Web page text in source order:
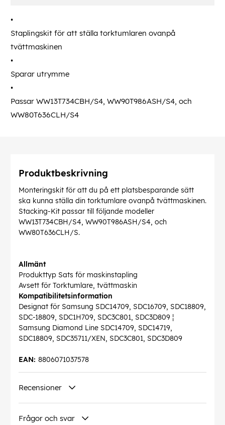
Staplingskit för att ställa torktumlaren ovanpå
tvättmaskinen
Sparar utrymme
Passar WW13T734CBH/S4, WW90T986ASH/S4, och
WW80T636CLH/S4
Produktbeskrivning
Monteringskit för att du på ett platsbesparande sätt
ska kunna ställa din torktumlare ovanpå tvättmaskinen.
Stacking-Kit passar till följande modeller
WW13T734CBH/S4, WW90T986ASH/S4, och
WW80T636CLH/S.
Allmänt
Produkttyp Sats för maskinstapling
Avsett för Torktumlare, tvättmaskin
Kompatibilitetsinformation
Designat för Samsung SDC14709, SDC16709, SDC18809,
SDC-18809, SDC1H709, SDC3C801, SDC3D809 ¦
Samsung Diamond Line SDC14709, SDC14719,
SDC18809, SDC35711/XEN, SDC3C801, SDC3D809
8806071037578
EAN:
Recensioner
Frågor och svar